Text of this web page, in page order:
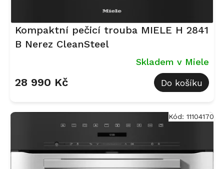
Kompaktní pečicí trouba MIELE H 2841
B Nerez CleanSteel
Skladem v Miele
28 990 Kč Do košíku
Kód: 11104170